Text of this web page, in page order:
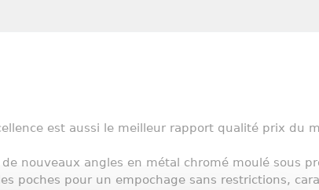
est aussi le meilleur rapport qualité prix du
nouveaux angles en métal chromé moulé sous
poches pour un empochage sans restrictions,